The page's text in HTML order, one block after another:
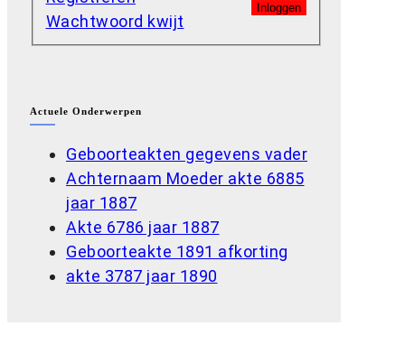
Inloggen
Wachtwoord kwijt
Actuele Onderwerpen
Geboorteakten gegevens vader
Achternaam Moeder akte 6885
jaar 1887
Akte 6786 jaar 1887
Geboorteakte 1891 afkorting
akte 3787 jaar 1890